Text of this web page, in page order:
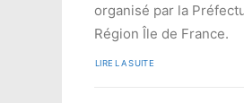
organisé par la
Région Île de France.
LIRE LA SUITE